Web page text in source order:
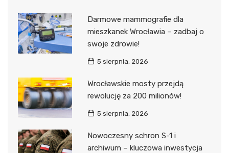
Darmowe mammografie dla
mieszkanek Wrocławia – zadbaj o
swoje zdrowie!
5 sierpnia, 2026
Wrocławskie mosty przejdą
rewolucję za 200 milionów!
5 sierpnia, 2026
Nowoczesny schron S-1 i
archiwum – kluczowa inwestycja